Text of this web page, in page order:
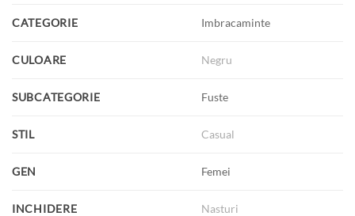
CATEGORIE Imbracaminte
CULOARE Negru
SUBCATEGORIE Fuste
STIL Casual
GEN Femei
INCHIDERE Nasturi